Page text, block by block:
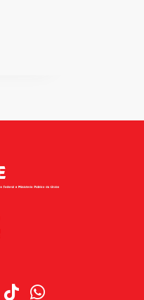
TikTokWhatsapp